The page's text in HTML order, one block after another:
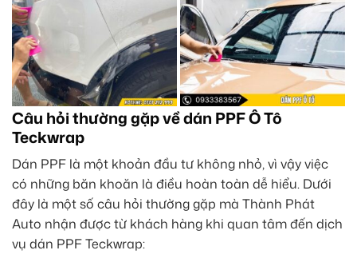
Câu hỏi thường gặp về dán PPF Ô Tô
Teckwrap
Dán PPF là một khoản đầu tư không nhỏ, vì vậy việc
có những băn khoăn là điều hoàn toàn dễ hiểu. Dưới
đây là một số câu hỏi thường gặp mà Thành Phát
Auto nhận được từ khách hàng khi quan tâm đến dịch
vụ dán PPF Teckwrap: